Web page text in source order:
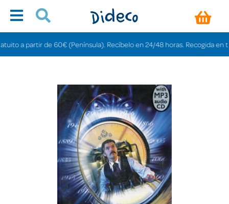
a partir de 60€ (Península). Recíbelo en 24/48 horas. Recogida en